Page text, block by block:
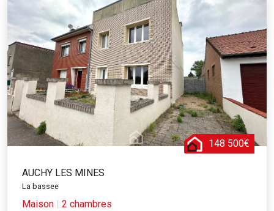
148 500€
AUCHY LES MINES
La bassee
Maison | 2 chambres